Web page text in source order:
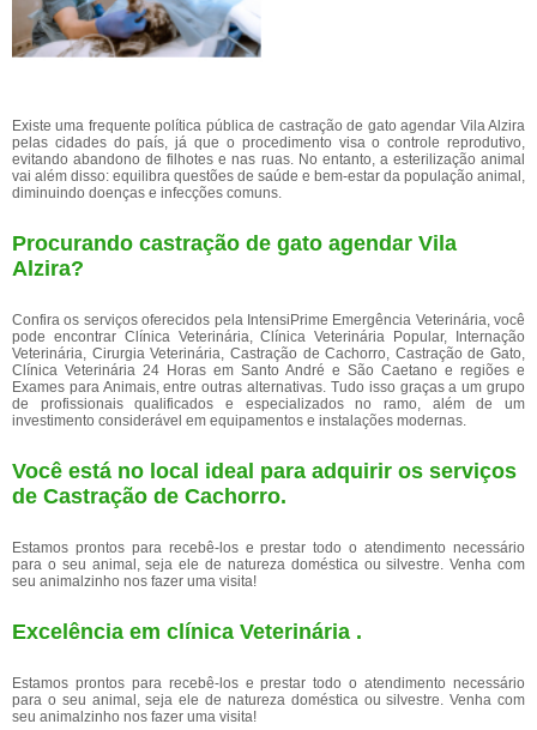
Existe uma frequente política pública de castração de gato agendar Vila Alzira
pelas cidades do país, já que o procedimento visa o controle reprodutivo,
evitando abandono de filhotes e nas ruas. No entanto, a esterilização animal
vai além disso: equilibra questões de saúde e bem-estar da população animal,
diminuindo doenças e infecções comuns.
Procurando castração de gato agendar Vila
Alzira?
Confira os serviços oferecidos pela IntensiPrime Emergência Veterinária, você
pode encontrar Clínica Veterinária, Clínica Veterinária Popular, Internação
Veterinária, Cirurgia Veterinária, Castração de Cachorro, Castração de Gato,
Clínica Veterinária 24 Horas em Santo André e São Caetano e regiões e
Exames para Animais, entre outras alternativas. Tudo isso graças a um grupo
de profissionais qualificados e especializados no ramo, além de um
investimento considerável em equipamentos e instalações modernas.
Você está no local ideal para adquirir os serviços
de Castração de Cachorro.
Estamos prontos para recebê-los e prestar todo o atendimento necessário
para o seu animal, seja ele de natureza doméstica ou silvestre. Venha com
seu animalzinho nos fazer uma visita!
Excelência em clínica Veterinária .
Estamos prontos para recebê-los e prestar todo o atendimento necessário
para o seu animal, seja ele de natureza doméstica ou silvestre. Venha com
seu animalzinho nos fazer uma visita!